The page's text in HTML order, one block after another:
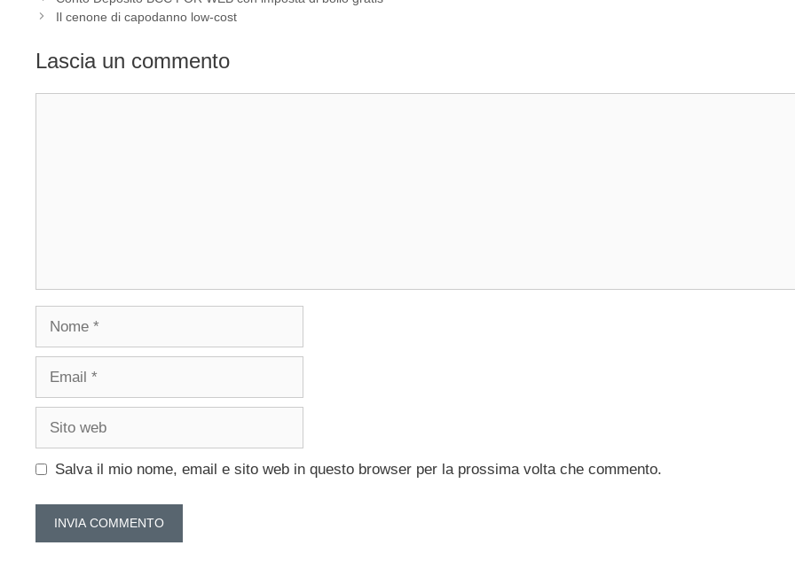
Il cenone di capodanno low-cost
Lascia un commento
Nome
Email
Sito
Salva il mio nome, email e sito web in questo browser per la prossima volta che commento.